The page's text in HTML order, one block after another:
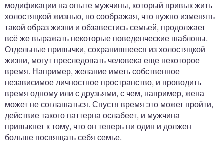
модификации на опыте мужчины, который привык жить
холостяцкой жизнью, но соображая, что нужно изменять
такой образ жизни и обзавестись семьей, продолжает
всё же выражать некоторые поведенческие шаблоны.
Отдельные привычки, сохранившееся из холостяцкой
жизни, могут преследовать человека еще некоторое
время. Например, желание иметь собственное
независимое личностное пространство, и проводить
время одному или с друзьями, с чем, например, жена
может не соглашаться. Спустя время это может пройти,
действие такого паттерна ослабеет, и мужчина
привыкнет к тому, что он теперь ни один и должен
больше посвящать себя семье.